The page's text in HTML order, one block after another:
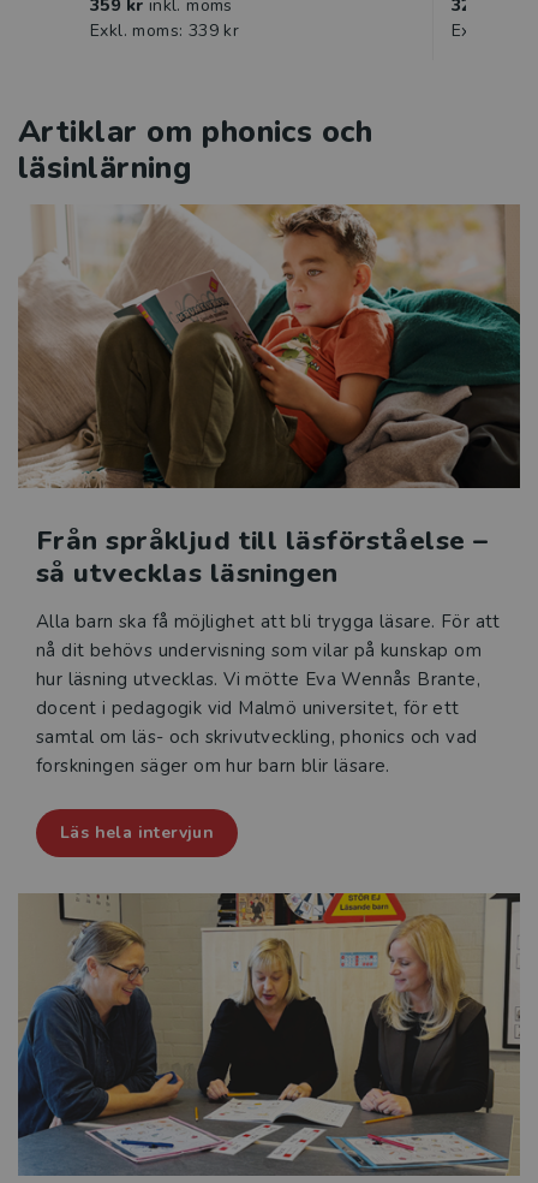
359 kr inkl. moms
Exkl. moms: 339 kr
323 kr
Exkl.
Artiklar om phonics och
läsinlärning
Från språkljud till läsförståelse –
så utvecklas läsningen
Alla barn ska få möjlighet att bli trygga läsare. För att
nå dit behövs undervisning som vilar på kunskap om
hur läsning utvecklas. Vi mötte Eva Wennås Brante,
docent i pedagogik vid Malmö universitet, för ett
samtal om läs- och skrivutveckling, phonics och vad
forskningen säger om hur barn blir läsare.
Läs hela intervjun